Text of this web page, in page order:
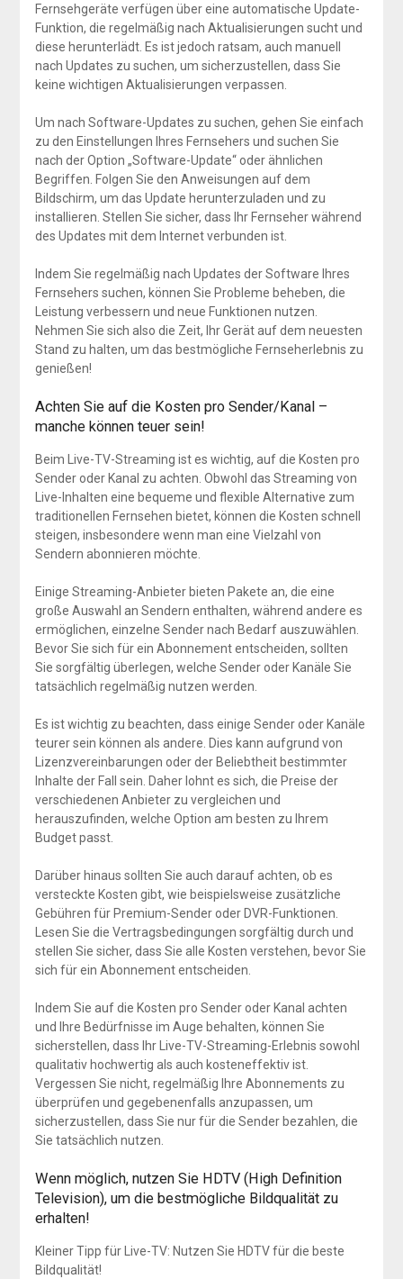
Fernsehgeräte verfügen über eine automatische Update-
Funktion, die regelmäßig nach Aktualisierungen sucht und
diese herunterlädt. Es ist jedoch ratsam, auch manuell
nach Updates zu suchen, um sicherzustellen, dass Sie
keine wichtigen Aktualisierungen verpassen.
Um nach Software-Updates zu suchen, gehen Sie einfach
zu den Einstellungen Ihres Fernsehers und suchen Sie
nach der Option „Software-Update“ oder ähnlichen
Begriffen. Folgen Sie den Anweisungen auf dem
Bildschirm, um das Update herunterzuladen und zu
installieren. Stellen Sie sicher, dass Ihr Fernseher während
des Updates mit dem Internet verbunden ist.
Indem Sie regelmäßig nach Updates der Software Ihres
Fernsehers suchen, können Sie Probleme beheben, die
Leistung verbessern und neue Funktionen nutzen.
Nehmen Sie sich also die Zeit, Ihr Gerät auf dem neuesten
Stand zu halten, um das bestmögliche Fernseherlebnis zu
genießen!
Achten Sie auf die Kosten pro Sender/Kanal –
manche können teuer sein!
Beim Live-TV-Streaming ist es wichtig, auf die Kosten pro
Sender oder Kanal zu achten. Obwohl das Streaming von
Live-Inhalten eine bequeme und flexible Alternative zum
traditionellen Fernsehen bietet, können die Kosten schnell
steigen, insbesondere wenn man eine Vielzahl von
Sendern abonnieren möchte.
Einige Streaming-Anbieter bieten Pakete an, die eine
große Auswahl an Sendern enthalten, während andere es
ermöglichen, einzelne Sender nach Bedarf auszuwählen.
Bevor Sie sich für ein Abonnement entscheiden, sollten
Sie sorgfältig überlegen, welche Sender oder Kanäle Sie
tatsächlich regelmäßig nutzen werden.
Es ist wichtig zu beachten, dass einige Sender oder Kanäle
teurer sein können als andere. Dies kann aufgrund von
Lizenzvereinbarungen oder der Beliebtheit bestimmter
Inhalte der Fall sein. Daher lohnt es sich, die Preise der
verschiedenen Anbieter zu vergleichen und
herauszufinden, welche Option am besten zu Ihrem
Budget passt.
Darüber hinaus sollten Sie auch darauf achten, ob es
versteckte Kosten gibt, wie beispielsweise zusätzliche
Gebühren für Premium-Sender oder DVR-Funktionen.
Lesen Sie die Vertragsbedingungen sorgfältig durch und
stellen Sie sicher, dass Sie alle Kosten verstehen, bevor Sie
sich für ein Abonnement entscheiden.
Indem Sie auf die Kosten pro Sender oder Kanal achten
und Ihre Bedürfnisse im Auge behalten, können Sie
sicherstellen, dass Ihr Live-TV-Streaming-Erlebnis sowohl
qualitativ hochwertig als auch kosteneffektiv ist.
Vergessen Sie nicht, regelmäßig Ihre Abonnements zu
überprüfen und gegebenenfalls anzupassen, um
sicherzustellen, dass Sie nur für die Sender bezahlen, die
Sie tatsächlich nutzen.
Wenn möglich, nutzen Sie HDTV (High Definition
Television), um die bestmögliche Bildqualität zu
erhalten!
Kleiner Tipp für Live-TV: Nutzen Sie HDTV für die beste
Bildqualität!